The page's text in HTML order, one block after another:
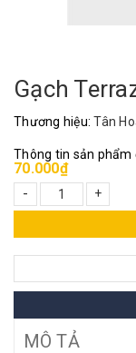
Gạch
Thương hiệu:Tân
Thông tin sản
70.000₫
-
+
MÔ TẢ